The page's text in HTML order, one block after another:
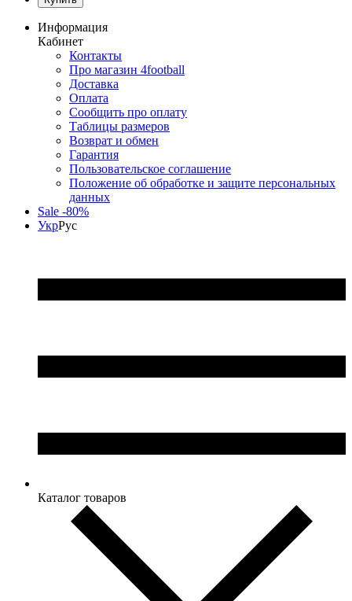
Информация
Кабинет
Контакты
Про магазин 4football
Доставка
Оплата
Сообщить про оплату
Таблицы размеров
Возврат и обмен
Гарантия
Пользовательское соглашение
Положение об обработке и защите персональных
данных
Sale -80%
УкрРус
Каталог товаров